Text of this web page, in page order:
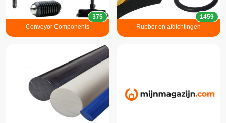
Conveyor Components
375
Rubber en afdichtingen
1459